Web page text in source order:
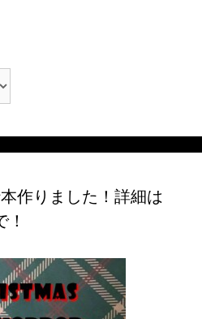
作りました！詳細は